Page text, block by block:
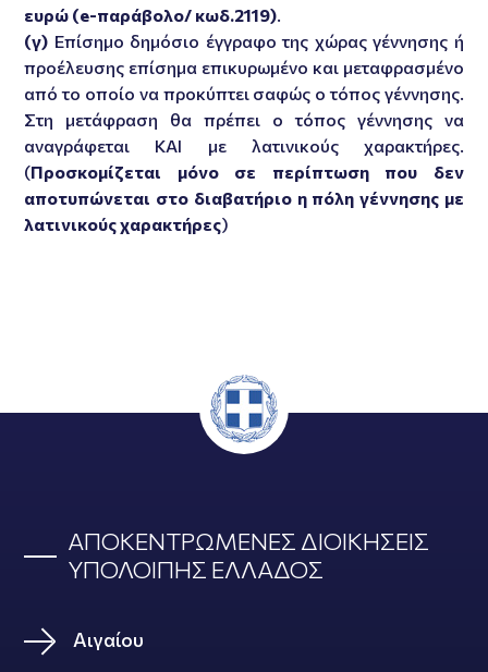
ευρώ (e-παράβολο/ κωδ.2119).
(γ) Επίσημο δημόσιο έγγραφο της χώρας γέννησης ή
προέλευσης επίσημα επικυρωμένο και μεταφρασμένο
από το οποίο να προκύπτει σαφώς ο τόπος γέννησης.
Στη μετάφραση θα πρέπει ο τόπος γέννησης να
αναγράφεται ΚΑΙ με λατινικούς χαρακτήρες.
(Προσκομίζεται μόνο σε περίπτωση που δεν
αποτυπώνεται στο διαβατήριο η πόλη γέννησης με
λατινικούς χαρακτήρες)
ΑΠΟΚΕΝΤΡΩΜΕΝΕΣ ΔΙΟΙΚΗΣΕΙΣ
ΥΠΟΛΟΙΠΗΣ ΕΛΛΑΔΟΣ
Αιγαίου